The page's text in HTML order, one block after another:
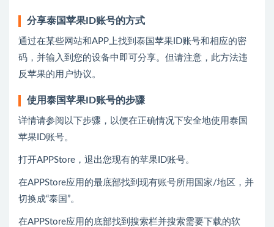
分享泰国苹果ID账号的方式
通过在某些网站和APP上找到泰国苹果ID账号和相应的密
码，并输入到您的设备中即可分享。但请注意，此方法违
反苹果的用户协议。
使用泰国苹果ID账号的步骤
详情请参阅以下步骤，以便在正确情况下安全地使用泰国
苹果ID账号。
打开APPStore，退出您现有的苹果ID账号。
在APPStore应用的最底部找到现有账号所用国家/地区，并
切换成“泰国”。
在APPStore应用的底部找到搜索栏并搜索需要下载的软